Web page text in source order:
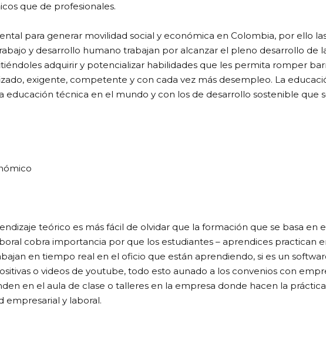
que de profesionales.
para generar movilidad social y económica en Colombia, por ello
y desarrollo humano trabajan por alcanzar el pleno desarrollo de
adquirir y potencializar habilidades que les permita romper
exigente, competente y con cada vez más desempleo. La
educación técnica en el mundo y con los de desarrollo sostenible que
teórico es más fácil de olvidar que la formación que se basa en
cobra importancia por que los estudiantes – aprendices practican
en tiempo real en el oficio que están aprendiendo, si es un
o videos de youtube, todo esto aunado a los convenios con
en el aula de clase o talleres en la empresa donde hacen la
empresarial y laboral.